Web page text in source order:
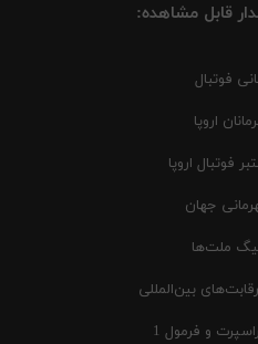
قابل مشاهده:
فوتبال
اروپا
فوتبال اروپا
جهان
لیگ ملت‌ها
و فرمول 1